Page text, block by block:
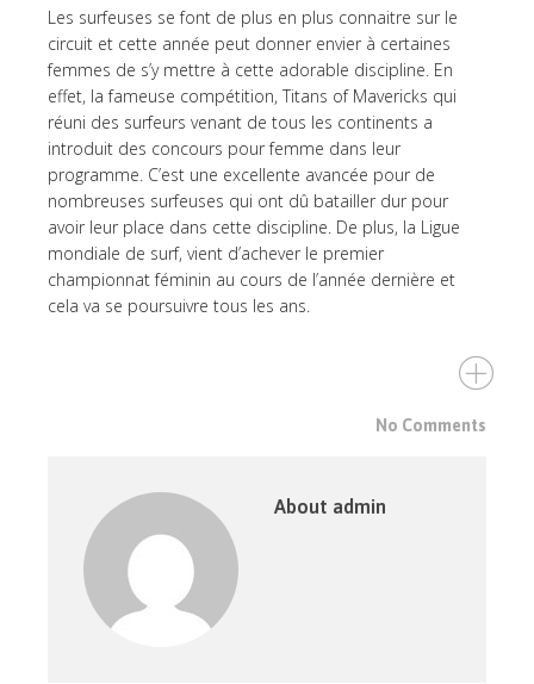
Les surfeuses se font de plus en plus connaitre sur le
circuit et cette année peut donner envier à certaines
femmes de s’y mettre à cette adorable discipline. En
effet, la fameuse compétition, Titans of Mavericks qui
réuni des surfeurs venant de tous les continents a
introduit des concours pour femme dans leur
programme. C’est une excellente avancée pour de
nombreuses surfeuses qui ont dû batailler dur pour
avoir leur place dans cette discipline. De plus, la Ligue
mondiale de surf, vient d’achever le premier
championnat féminin au cours de l’année dernière et
cela va se poursuivre tous les ans.
No Comments
About admin